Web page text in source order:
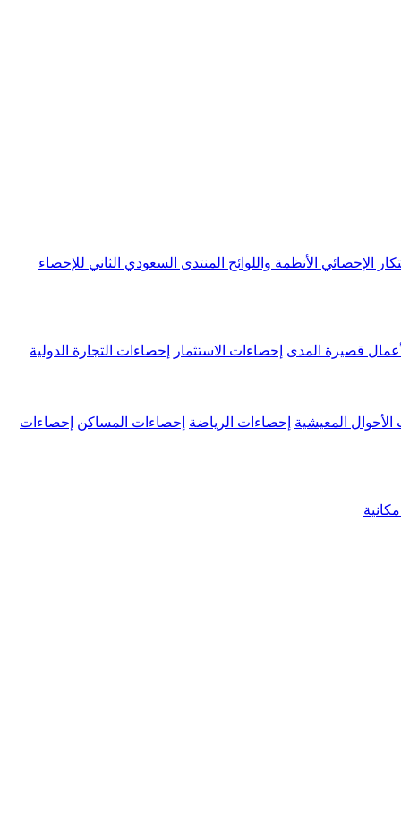
الإحصائي الأنظمة واللوائح المنتدى السعودي الثاني للإحصاء
قصيرة المدى إحصاءات الاستثمار إحصاءات التجارة الدولية
الأحوال المعيشية إحصاءات الرياضة إحصاءات المساكن إحصاءات